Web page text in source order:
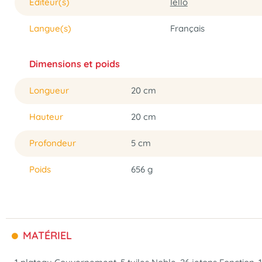
Langue(s) Français
Dimensions et poids
Longueur 20 cm
Hauteur 20 cm
Profondeur 5 cm
Poids 656 g
MATÉRIEL